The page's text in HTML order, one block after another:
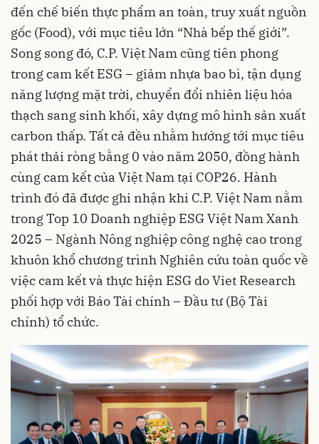
đến chế biến thực phẩm an toàn, truy xuất nguồn
gốc (Food), với mục tiêu lớn “Nhà bếp thế giới”.
Song song đó, C.P. Việt Nam cũng tiên phong
trong cam kết ESG – giảm nhựa bao bì, tận dụng
năng lượng mặt trời, chuyển đổi nhiên liệu hóa
thạch sang sinh khối, xây dựng mô hình sản xuất
carbon thấp. Tất cả đều nhằm hướng tới mục tiêu
phát thải ròng bằng 0 vào năm 2050, đồng hành
cùng cam kết của Việt Nam tại COP26. Hành
trình đó đã được ghi nhận khi C.P. Việt Nam nằm
trong Top 10 Doanh nghiệp ESG Việt Nam Xanh
2025 – Ngành Nông nghiệp công nghệ cao trong
khuôn khổ chương trình Nghiên cứu toàn quốc về
việc cam kết và thực hiện ESG do Viet Research
phối hợp với Báo Tài chính – Đầu tư (Bộ Tài
chính) tổ chức.‎